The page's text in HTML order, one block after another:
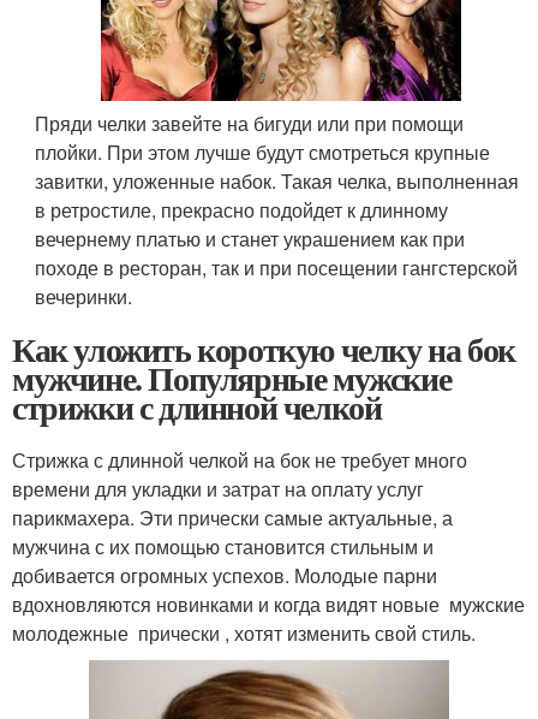
Пряди челки завейте на бигуди или при помощи
плойки. При этом лучше будут смотреться крупные
завитки, уложенные набок. Такая челка, выполненная
в ретростиле, прекрасно подойдет к длинному
вечернему платью и станет украшением как при
походе в ресторан, так и при посещении гангстерской
вечеринки.
Как уложить короткую челку на бок
мужчине. Популярные мужские
стрижки с длинной челкой
Стрижка с длинной челкой на бок не требует много
времени для укладки и затрат на оплату услуг
парикмахера. Эти прически самые актуальные, а
мужчина с их помощью становится стильным и
добивается огромных успехов. Молодые парни
вдохновляются новинками и когда видят новые мужские
молодежные прически , хотят изменить свой стиль.